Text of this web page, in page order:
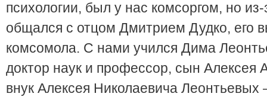
психологии, был у нас комсоргом, но из-
общался с отцом Дмитрием Дудко, его
комсомола. С нами учился Дима
доктор наук и профессор, сын Алексея
внук Алексея Николаевича